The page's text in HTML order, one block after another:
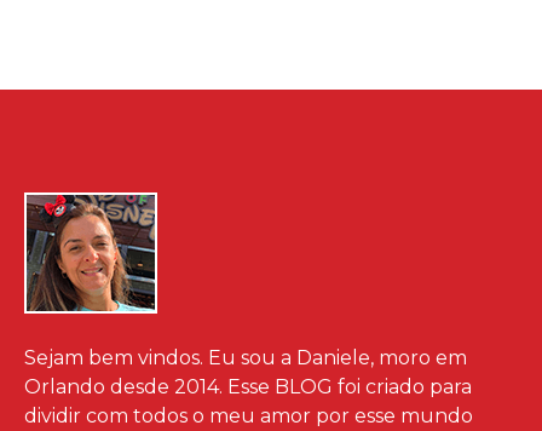
Sejam bem vindos. Eu sou a Daniele, moro em
Orlando desde 2014. Esse BLOG foi criado para
dividir com todos o meu amor por esse mundo